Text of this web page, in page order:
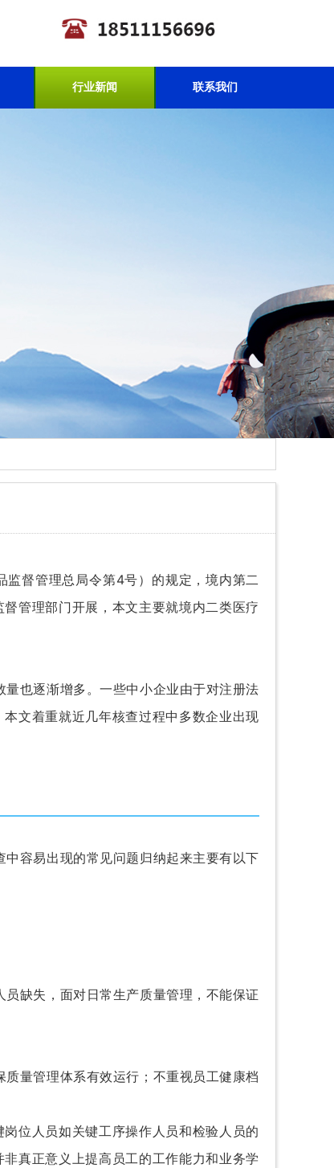
行业新闻 联系我们
督管理总局令第4号）的规定，境内第二
管理部门开展，本文主要就境内二类医疗
也逐渐增多。一些中小企业由于对注册法
本文着重就近几年核查过程中多数企业出现
容易出现的常见问题归纳起来主要有以下
缺失，面对日常生产质量管理，不能保证
量管理体系有效运行； 不重视员工健康档
岗位人员如关键工序操作人员和检验人员的
真正意义上提高员工的工作能力和业务学